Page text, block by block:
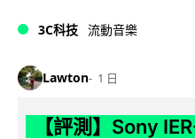
3C科技 流動音樂
Lawton 1 日
【評測】Sony